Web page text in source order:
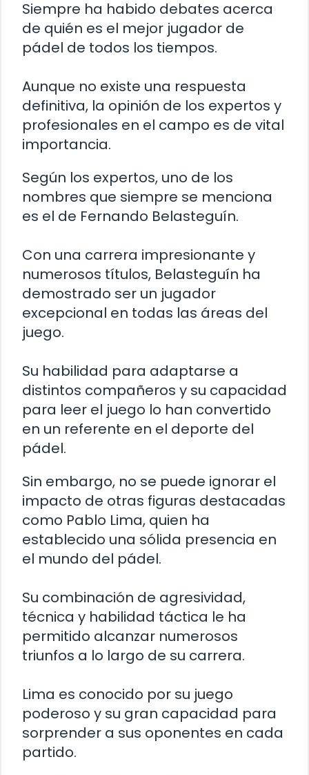
Siempre ha habido debates acerca
de quién es el mejor jugador de
pádel de todos los tiempos.
Aunque no existe una respuesta
definitiva, la opinión de los expertos y
profesionales en el campo es de vital
importancia.
Según los expertos, uno de los
nombres que siempre se menciona
es el de Fernando Belasteguín.
Con una carrera impresionante y
numerosos títulos, Belasteguín ha
demostrado ser un jugador
excepcional en todas las áreas del
juego.
Su habilidad para adaptarse a
distintos compañeros y su capacidad
para leer el juego lo han convertido
en un referente en el deporte del
pádel.
Sin embargo, no se puede ignorar el
impacto de otras figuras destacadas
como Pablo Lima, quien ha
establecido una sólida presencia en
el mundo del pádel.
Su combinación de agresividad,
técnica y habilidad táctica le ha
permitido alcanzar numerosos
triunfos a lo largo de su carrera.
Lima es conocido por su juego
poderoso y su gran capacidad para
sorprender a sus oponentes en cada
partido.